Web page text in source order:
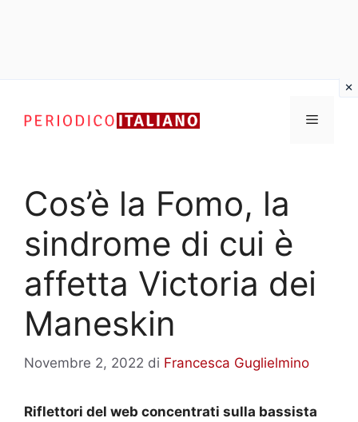
contenuto
Menu
Cos’è la Fomo, la
sindrome di cui è
affetta Victoria dei
Maneskin
Novembre 2, 2022 di Francesca Guglielmino
Riflettori del web concentrati sulla bassista